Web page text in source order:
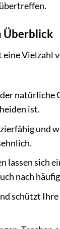
Überblick
Vielzahl
natürliche
ist.
und
lassen sich
nach
schützt